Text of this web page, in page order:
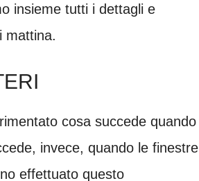
insieme tutti i dettagli e
mattina.
cosa succede quando
invece, quando le finestre
effettuato questo